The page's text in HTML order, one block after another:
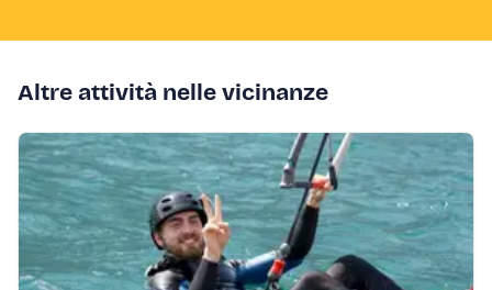
Altre attività nelle vicinanze